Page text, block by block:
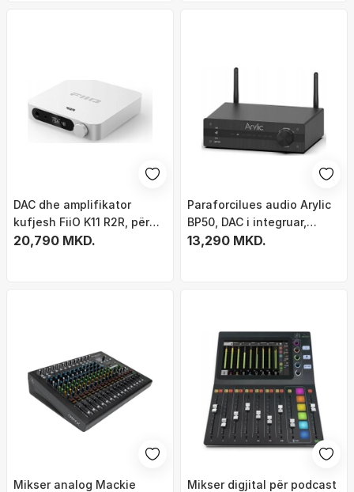
DAC dhe amplifikator
kufjesh FiiO K11 R2R, për
PC dhe shtëpi, i zi
20,790 MKD.
Paraforcilues audio Arylic
BP50, DAC i integruar,
Bluetooth 5.2, i zi
13,290 MKD.
Mikser analog Mackie
Mikser digjital për podcast